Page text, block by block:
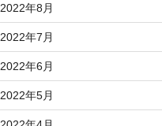
2022年8月
2022年7月
2022年6月
2022年5月